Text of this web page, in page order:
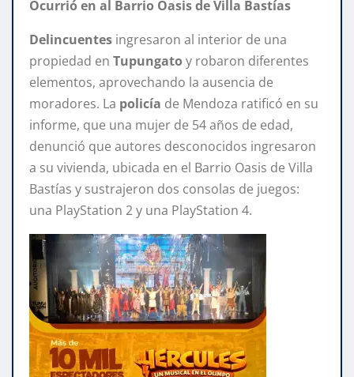
Ocurrió en al Barrio Oasis de Villa Bastías
Delincuentes ingresaron al interior de una
propiedad en Tupungato y robaron diferentes
elementos, aprovechando la ausencia de
moradores. La policía de Mendoza ratificó en su
informe, que una mujer de 54 años de edad,
denunció que autores desconocidos ingresaron
a su vivienda, ubicada en el Barrio Oasis de Villa
Bastías y sustrajeron dos consolas de juegos:
una PlayStation 2 y una PlayStation 4.